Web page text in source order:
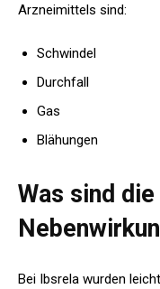
Arzneimittels sind:
Schwindel
Durchfall
Gas
Blähungen
Was sind
Bei Ibsrela wurden